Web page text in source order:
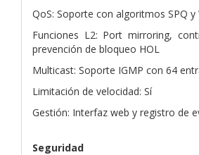
QoS: Soporte con algoritmos SPQ y
Funciones L2: Port mirroring,
prevención de bloqueo HOL
Multicast: Soporte IGMP con 64
Limitación de velocidad: Sí
Gestión: Interfaz web y registro de
Seguridad